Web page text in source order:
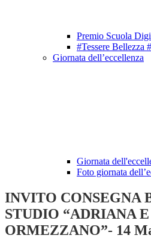
Premio Scuola
#Tessere Bellezza
Giornata dell’eccellenza
Giornata
Foto giornata
INVITO CONSEGNA
STUDIO “ADRIANA
ORMEZZANO”- 14